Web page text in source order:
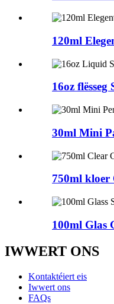
120ml
16oz
30ml Mini
750ml kloer
100ml Glas
IWWERT ONS
Kontaktéiert eis
Iwwert ons
FAQs